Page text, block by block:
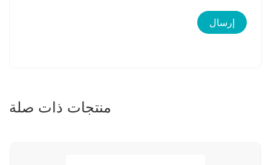
منتجات ذات صلة